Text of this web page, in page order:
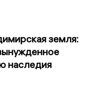
земля:
наследия